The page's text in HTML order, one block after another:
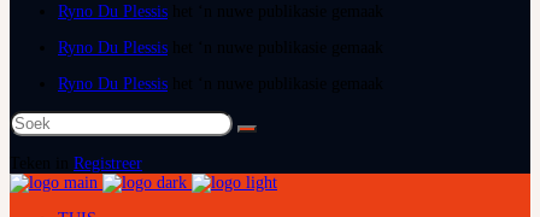
Ryno Du Plessis
Ryno Du Plessis
Ryno Du Plessis
Soek
na:
Registreer